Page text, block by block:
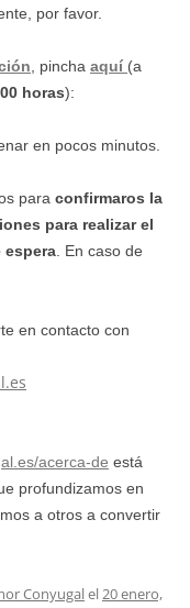
por favor.
, pincha aquí (a
horas):
en pocos minutos.
para confirmaros la
para realizar el
espera . En caso de
en contacto con
acerca-de está
profundizamos en
a otros a convertir
Conyugalel20 enero,